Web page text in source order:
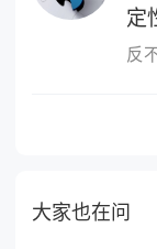
定
大家也在问